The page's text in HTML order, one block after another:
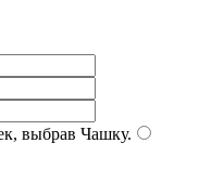
выбрав Чашку.